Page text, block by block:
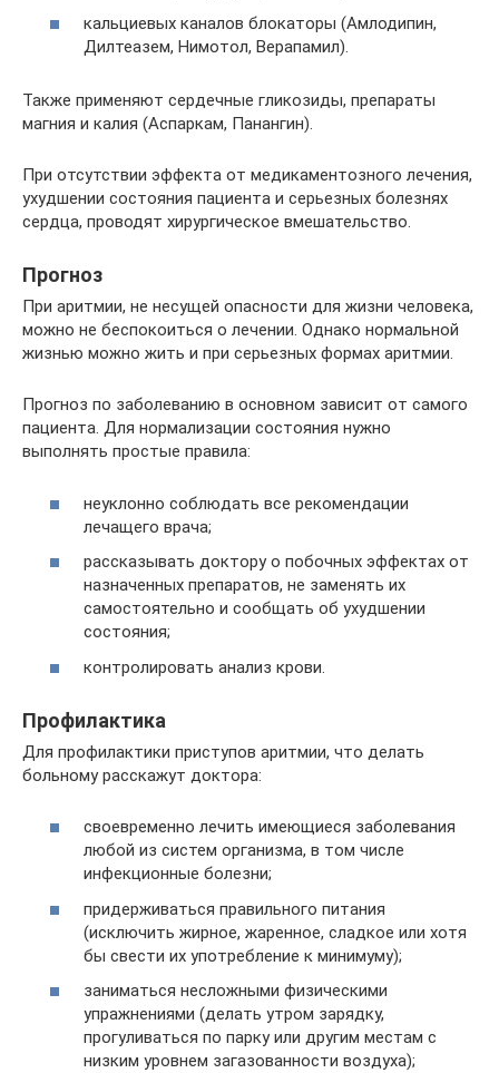
кальциевых каналов блокаторы (Амлодипин,
Дилтеазем, Нимотол, Верапамил).
Также применяют сердечные гликозиды, препараты
магния и калия (Аспаркам, Панангин).
При отсутствии эффекта от медикаментозного лечения,
ухудшении состояния пациента и серьезных болезнях
сердца, проводят хирургическое вмешательство.
Прогноз
При аритмии, не несущей опасности для жизни человека,
можно не беспокоиться о лечении. Однако нормальной
жизнью можно жить и при серьезных формах аритмии.
Прогноз по заболеванию в основном зависит от самого
пациента. Для нормализации состояния нужно
выполнять простые правила:
неуклонно соблюдать все рекомендации
лечащего врача;
рассказывать доктору о побочных эффектах от
назначенных препаратов, не заменять их
самостоятельно и сообщать об ухудшении
состояния;
контролировать анализ крови.
Профилактика
Для профилактики приступов аритмии, что делать
больному расскажут доктора:
своевременно лечить имеющиеся заболевания
любой из систем организма, в том числе
инфекционные болезни;
придерживаться правильного питания
(исключить жирное, жаренное, сладкое или хотя
бы свести их употребление к минимуму);
заниматься несложными физическими
упражнениями (делать утром зарядку,
прогуливаться по парку или другим местам с
низким уровнем загазованности воздуха);